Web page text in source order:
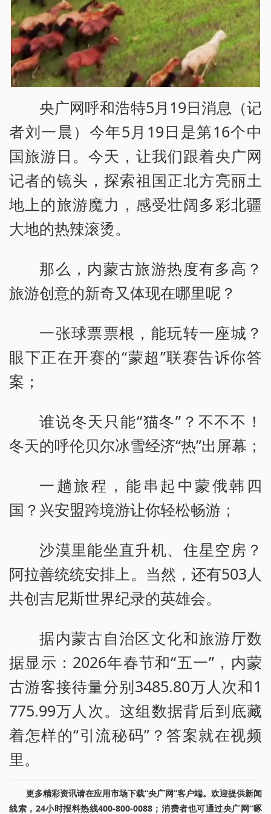
央广网呼和浩特5月19日消息（记
者刘一晨）今年5月19日是第16个中
国旅游日。今天，让我们跟着央广网
记者的镜头，探索祖国正北方亮丽土
地上的旅游魔力，感受壮阔多彩北疆
大地的热辣滚烫。
那么，内蒙古旅游热度有多高？
旅游创意的新奇又体现在哪里呢？
一张球票票根，能玩转一座城？
眼下正在开赛的“蒙超”联赛告诉你答
案；
谁说冬天只能“猫冬”？不不不！
冬天的呼伦贝尔冰雪经济“热”出屏幕；
一趟旅程，能串起中蒙俄韩四
国？兴安盟跨境游让你轻松畅游；
沙漠里能坐直升机、住星空房？
阿拉善统统安排上。当然，还有503人
共创吉尼斯世界纪录的英雄会。
据内蒙古自治区文化和旅游厅数
据显示：2026年春节和“五一”，内蒙
古游客接待量分别3485.80万人次和1
775.99万人次。这组数据背后到底藏
着怎样的“引流秘码”？答案就在视频
里。
更多精彩资讯请在应用市场下载“央广网”客户端。欢迎提供新闻
线索，24小时报料热线400-800-0088；消费者也可通过央广网“啄